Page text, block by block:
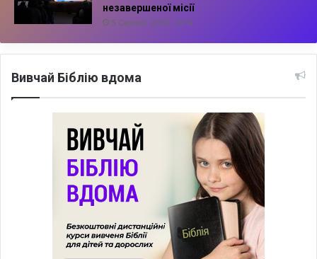
незавершеної місії
5 Серпня, 2026, 10:14
Вивчай Біблію вдома